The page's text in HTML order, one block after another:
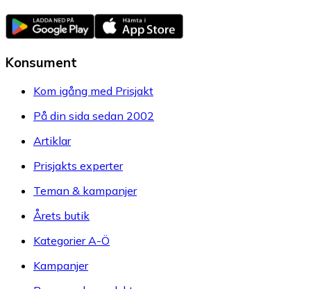
Konsument
Kom igång med Prisjakt
På din sida sedan 2002
Artiklar
Prisjakts experter
Teman & kampanjer
Årets butik
Kategorier A-Ö
Kampanjer